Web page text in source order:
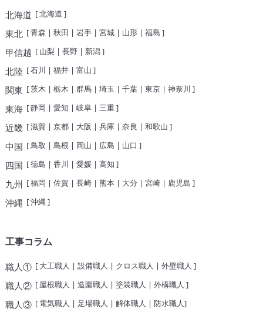
北海道 [北海道 ]
東北 [青森 | 秋田 | 岩手| 宮城| 山形| 福島 ]
甲信越 [ 山梨 | 長野| 新潟]
北陸 [石川 | 福井| 富山 ]
関東 [茨木 | 栃木 | 群馬| 埼玉 | 千葉| 東京| 神奈川 ]
東海[静岡 | 愛知 | 岐阜| 三重]
近畿[滋賀 | 京都| 大阪 | 兵庫| 奈良 | 和歌山 ]
中国 [鳥取 | 島根 | 岡山 | 広島 | 山口 ]
四国 [徳島 | 香川 | 愛媛| 高知 ]
九州 [福岡 | 佐賀 | 長崎| 熊本| 大分 | 宮崎| 鹿児島 ]
沖縄 [沖縄]
工事コラム
職人①[ 大工職人 | 設備職人 | クロス職人 | 外壁職人 ]
職人②[ 屋根職人 | 造園職人 | 塗装職人 | 外構職人 ]
職人③[ 電気職人 | 足場職人 | 解体職人 | 防水職人]